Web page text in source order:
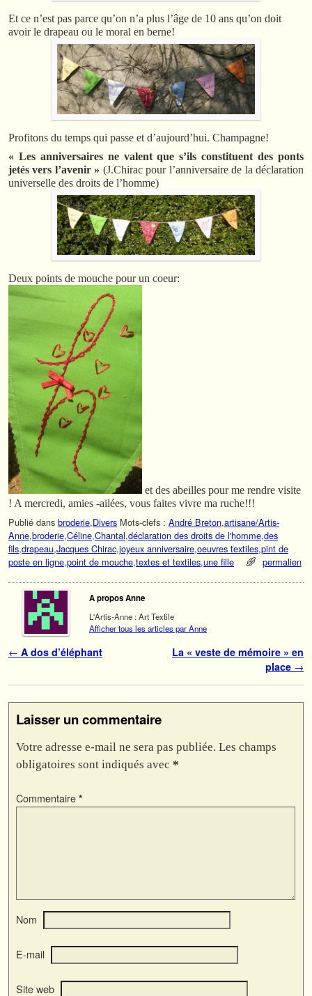
Et ce n’est pas parce qu’on n’a plus l’âge de 10 ans qu’on doit
avoir le drapeau ou le moral en berne!
Profitons du temps qui passe et d’aujourd’hui. Champagne!
« Les anniversaires ne valent que s’ils constituent des ponts
jetés vers l’avenir » (J.Chirac pour l’anniversaire de la déclaration
universelle des droits de l’homme)
Deux points de mouche pour un coeur:
et des abeilles pour me rendre visite
! A mercredi, amies -ailées, vous faites vivre ma ruche!!!
Publié dans broderie,Divers Mots-clefs : André Breton,artisane/Artis-
Anne,broderie,Céline,Chantal,déclaration des droits de l'homme,des
fils,drapeau,Jacques Chirac,joyeux anniversaire,oeuvres textiles,pint de
poste en ligne,point de mouche,textes et textiles,une fille permalien
A propos Anne
L'Artis-Anne : Art Textile
Afficher tous les articles par Anne
Navigation des articles
← A dos d’éléphant
La « veste de mémoire » en
place →
Laisser un commentaire
Votre adresse e-mail ne sera pas publiée. Les champs
obligatoires sont indiqués avec *
Commentaire *
Nom
E-mail
Site web